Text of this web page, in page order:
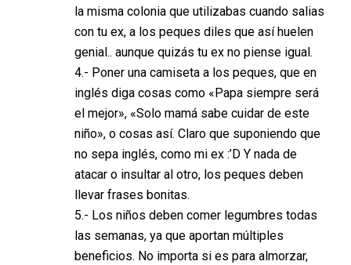
la misma colonia que utilizabas cuando salias
con tu ex, a los peques diles que así huelen
genial.. aunque quizás tu ex no piense igual.
4.- Poner una camiseta a los peques, que en
inglés diga cosas como «Papa siempre será
el mejor», «Solo mamá sabe cuidar de este
niño», o cosas así. Claro que suponiendo que
no sepa inglés, como mi ex :’D Y nada de
atacar o insultar al otro, los peques deben
llevar frases bonitas.
5.- Los niños deben comer legumbres todas
las semanas, ya que aportan múltiples
beneficios. No importa si es para almorzar,